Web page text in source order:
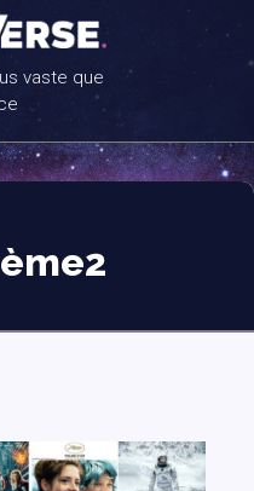
vaste que